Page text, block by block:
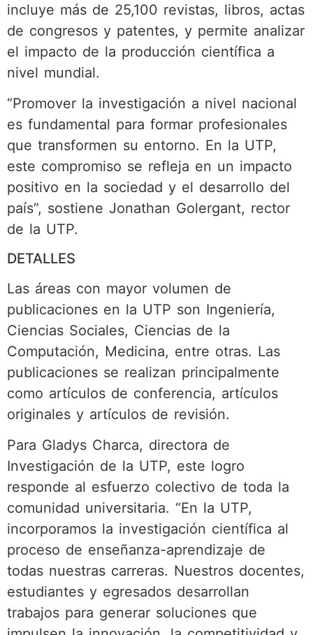
incluye más de 25,100 revistas, libros, actas
de congresos y patentes, y permite analizar
el impacto de la producción científica a
nivel mundial.
“Promover la investigación a nivel nacional
es fundamental para formar profesionales
que transformen su entorno. En la UTP,
este compromiso se refleja en un impacto
positivo en la sociedad y el desarrollo del
país”, sostiene Jonathan Golergant, rector
de la UTP.
DETALLES
Las áreas con mayor volumen de
publicaciones en la UTP son Ingeniería,
Ciencias Sociales, Ciencias de la
Computación, Medicina, entre otras. Las
publicaciones se realizan principalmente
como artículos de conferencia, artículos
originales y artículos de revisión.
Para Gladys Charca, directora de
Investigación de la UTP, este logro
responde al esfuerzo colectivo de toda la
comunidad universitaria. “En la UTP,
incorporamos la investigación científica al
proceso de enseñanza-aprendizaje de
todas nuestras carreras. Nuestros docentes,
estudiantes y egresados desarrollan
trabajos para generar soluciones que